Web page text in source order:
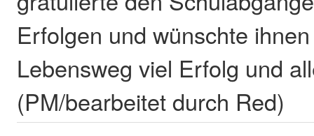
Erfolgen und wünschte
Lebensweg viel Erfolg und
(PM/bearbeitet durch Red)